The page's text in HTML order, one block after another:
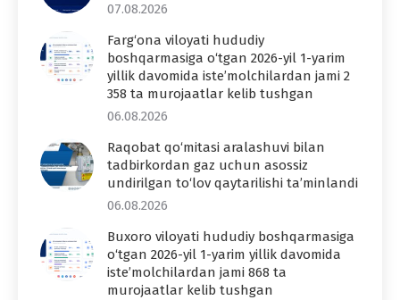
07.08.2026
Farg‘ona viloyati hududiy
boshqarmasiga o‘tgan 2026-yil 1-yarim
yillik davomida iste’molchilardan jami 2
358 ta murojaatlar kelib tushgan
06.08.2026
Raqobat qo‘mitasi aralashuvi bilan
tadbirkordan gaz uchun asossiz
undirilgan to‘lov qaytarilishi ta’minlandi
06.08.2026
Buxoro viloyati hududiy boshqarmasiga
o‘tgan 2026-yil 1-yarim yillik davomida
iste’molchilardan jami 868 ta
murojaatlar kelib tushgan